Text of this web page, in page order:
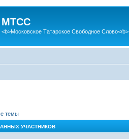
МТСС
<b>Московское Татарское Свободное Слово</b>
темы
УЧАСТНИКОВ